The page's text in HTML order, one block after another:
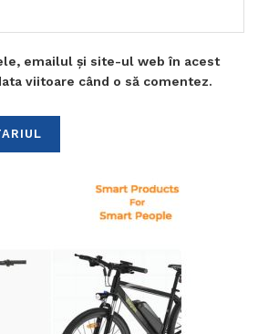
emailul și site-ul web în acest
viitoare când o să comentez.